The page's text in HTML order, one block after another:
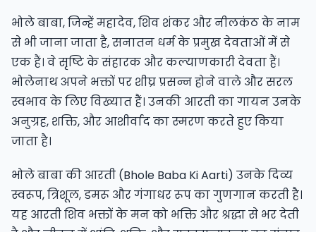
भोले बाबा, जिन्हें महादेव, शिव शंकर और नीलकंठ के नाम
से भी जाना जाता है, सनातन धर्म के प्रमुख देवताओं में से
एक हैं। वे सृष्टि के संहारक और कल्याणकारी देवता हैं।
भोलेनाथ अपने भक्तों पर शीघ्र प्रसन्न होने वाले और सरल
स्वभाव के लिए विख्यात हैं। उनकी आरती का गायन उनके
अनुग्रह, शक्ति, और आशीर्वाद का स्मरण करते हुए किया
जाता है।
भोले बाबा की आरती (Bhole Baba Ki Aarti​) उनके दिव्य
स्वरूप, त्रिशूल, डमरू और गंगाधर रूप का गुणगान करती है।
यह आरती शिव भक्तों के मन को भक्ति और श्रद्धा से भर देती